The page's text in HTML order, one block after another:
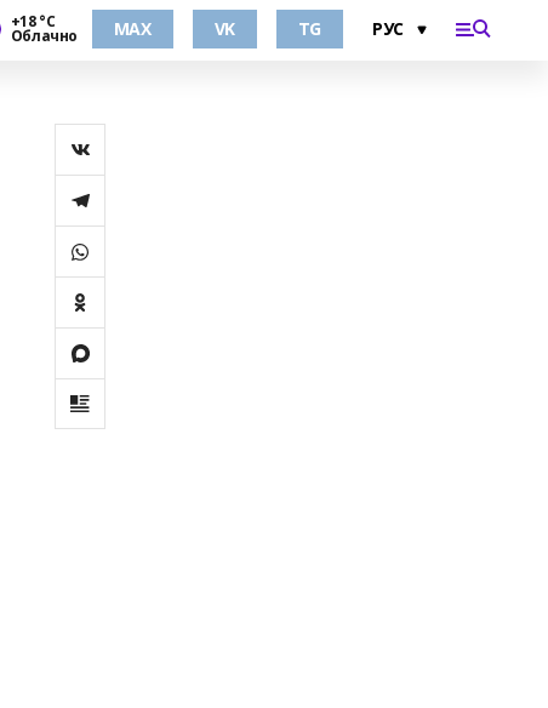
+18 °С
Облачно MAX VK TG